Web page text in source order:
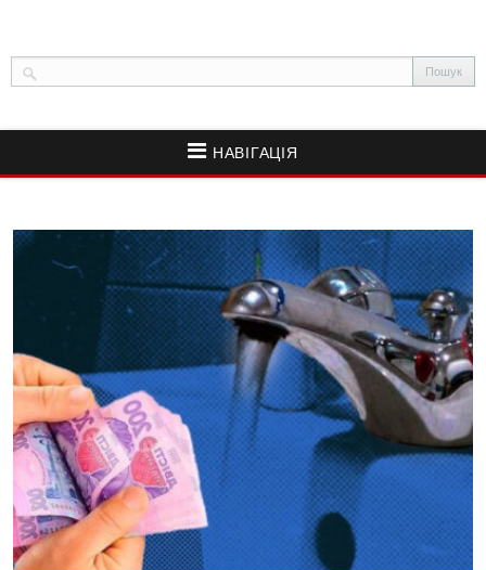
НАВІГАЦІЯ